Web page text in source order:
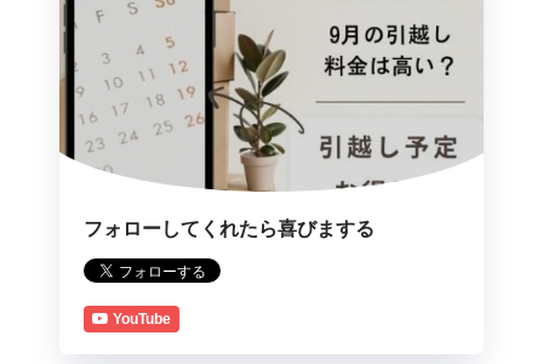
フォローしてくれたら喜びまする
YouTube